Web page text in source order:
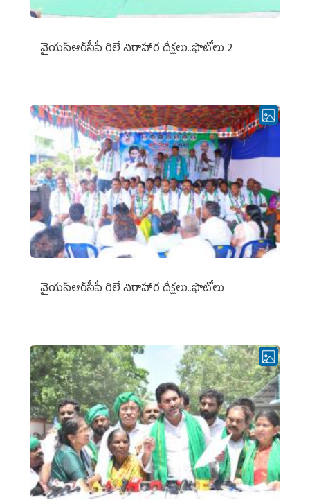
వైయ‌స్ఆర్‌సీపీ రిలే నిరాహార దీక్షలు..ఫొటోలు 2
వైయ‌స్ఆర్‌సీపీ రిలే నిరాహార దీక్షలు..ఫొటోలు